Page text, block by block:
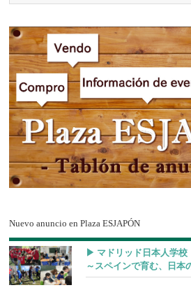
Nuevo anuncio en Plaza ESJAPÓN
▶︎ マドリッド日本人学校
～スペインで育む、日本